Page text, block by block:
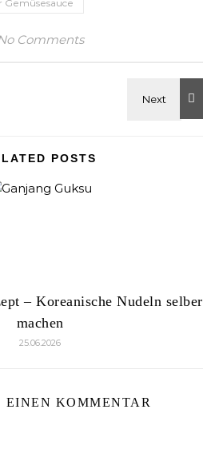
Comments
POSTS
– Koreanische Nudeln selber
machen
25.06.2026
EINEN KOMMENTAR